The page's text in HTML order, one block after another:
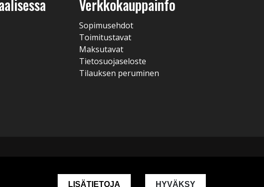
Verkkokauppainfo
Sopimusehdot
Toimitustavat
Maksutavat
Tietosuojaseloste
Tilauksen peruminen
LISÄTIETOJA HYVÄKSY